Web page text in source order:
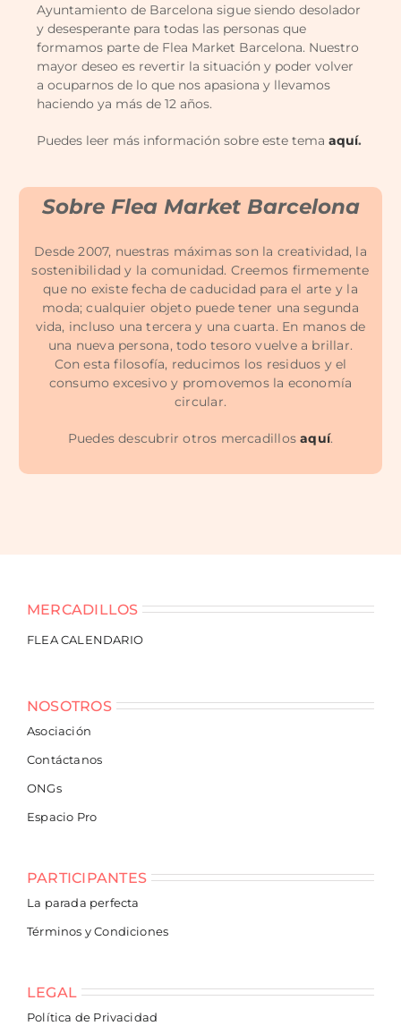
Ayuntamiento de Barcelona sigue siendo desolador
y desesperante para todas las personas que
formamos parte de Flea Market Barcelona. Nuestro
mayor deseo es revertir la situación y poder volver
a ocuparnos de lo que nos apasiona y llevamos
haciendo ya más de 12 años.
Puedes leer más información sobre este temaaquí.
Sobre Flea Market Barcelona
Desde 2007, nuestras máximas son la creatividad, la
sostenibilidad y la comunidad. Creemos firmemente
que no existe fecha de caducidad para el arte y la
moda; cualquier objeto puede tener una segunda
vida, incluso una tercera y una cuarta. En manos de
una nueva persona, todo tesoro vuelve a brillar.
Con esta filosofía, reducimos los residuos y el
consumo excesivo y promovemos la economía
circular.
Puedes descubrir otros mercadillosaquí.
MERCADILLOS
FLEA CALENDARIO
NOSOTROS
Asociación
Contáctanos
ONGs
Espacio Pro
PARTICIPANTES
La parada perfecta
Términos y Condiciones
LEGAL
Política de Privacidad